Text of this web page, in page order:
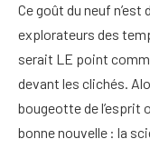
Ce goût du neuf
explorateurs des
serait LE point
devant les clichés.
bougeotte de l’esprit
bonne nouvelle : la